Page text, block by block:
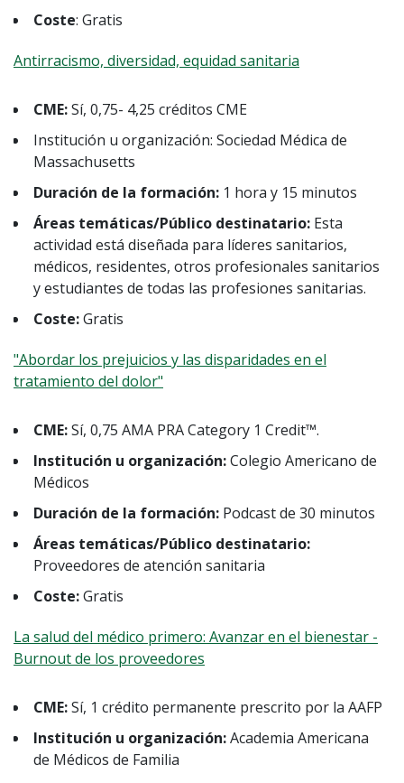
Coste: Gratis
Antirracismo, diversidad, equidad sanitaria
CME:Sí, 0,75- 4,25 créditos CME
Institución u organización: Sociedad Médica de
Massachusetts
Duración de la formación: 1 hora y 15 minutos
Áreas temáticas/Público destinatario: Esta
actividad está diseñada para líderes sanitarios,
médicos, residentes, otros profesionales sanitarios
y estudiantes de todas las profesiones sanitarias.
Coste:Gratis
"Abordar los prejuicios y las disparidades en el
tratamiento del dolor"
CME:Sí, 0,75 AMA PRA Category 1 Credit™.
Institución u organización:Colegio Americano de
Médicos
Duración de la formación: Podcast de 30 minutos
Áreas temáticas/Público destinatario:
Proveedores de atención sanitaria
Coste:Gratis
La salud del médico primero: Avanzar en el bienestar -
Burnout de los proveedores
CME:Sí, 1 crédito permanente prescrito por la AAFP
Institución u organización:Academia Americana
de Médicos de Familia